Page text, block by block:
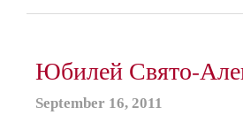
Юбилей Свято-
September 16, 2011